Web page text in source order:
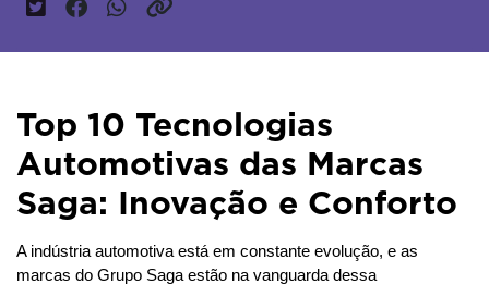
Top 10 Tecnologias
Automotivas das Marcas
Saga: Inovação e Conforto
A indústria automotiva está em constante evolução, e as
marcas do Grupo Saga estão na vanguarda dessa